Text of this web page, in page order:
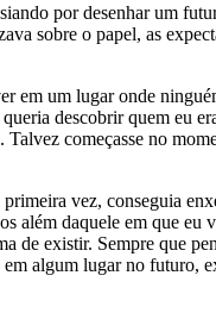
por desenhar um
sobre o papel, as
um lugar onde
descobrir quem eu
começasse no
vez, conseguia
além daquele em que
existir. Sempre que
algum lugar no futuro,